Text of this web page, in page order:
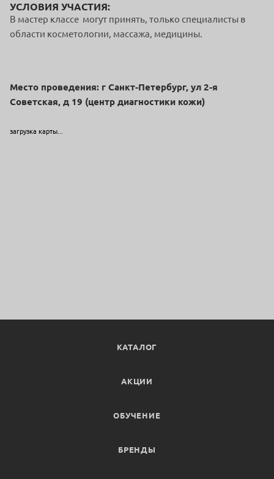
УСЛОВИЯ УЧАСТИЯ:
В мастер классе могут принять, только специалисты в
области косметологии, массажа, медицины.
Место проведения: г Санкт-Петербург, ул 2-я
Советская, д 19 (центр диагностики кожи)
загрузка карты...
КАТАЛОГ
АКЦИИ
ОБУЧЕНИЕ
БРЕНДЫ